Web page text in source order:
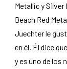
Metallic y Silver
Beach Red
Juechter le
en él. Él dice
y es uno de los